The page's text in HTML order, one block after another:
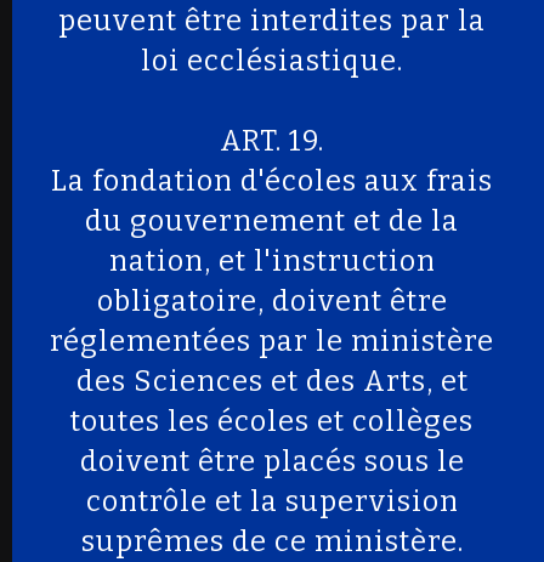
peuvent être interdites par la
loi ecclésiastique.
ART. 19.
La fondation d'écoles aux frais
du gouvernement et de la
nation, et l'instruction
obligatoire, doivent être
réglementées par le ministère
des Sciences et des Arts, et
toutes les écoles et collèges
doivent être placés sous le
contrôle et la supervision
suprêmes de ce ministère.